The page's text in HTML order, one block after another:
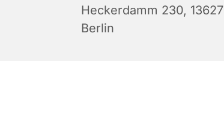
Heckerdamm 230, 13627
Berlin